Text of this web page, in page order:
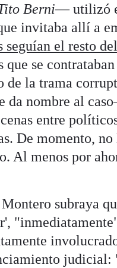
Berni— utilizó
invitaba allí a
seguían el resto
que se
de la trama
nombre al
entre
De momento, no
Al menos por
Montero subraya